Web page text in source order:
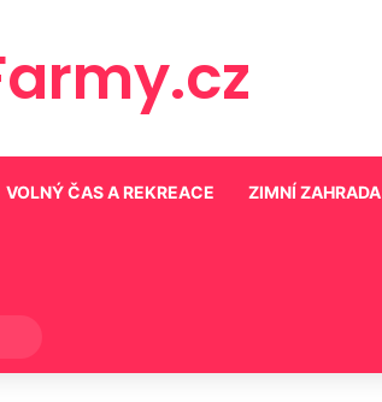
VOLNÝ ČAS A REKREACE ZIMNÍ ZAHRADA
for